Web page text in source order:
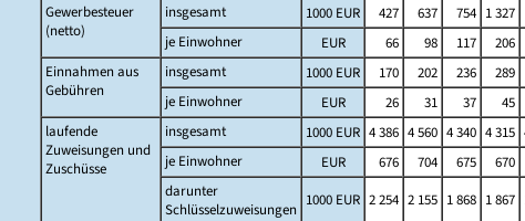
Gewerbesteuer
(netto)
insgesamt 1000 EUR 427 637 754 1 327
je Einwohner
EUR 66 98 117 206
Einnahmen aus
Gebühren
insgesamt 1000 EUR 170 202 236 289
je Einwohner
EUR 26 31 37 45
laufende
Zuweisungen und
Zuschüsse
insgesamt 1000 EUR 4 386 4 560 4 340 4 315
je Einwohner
EUR 676 704 675 670
darunter
Schlüsselzuweisungen
1000 EUR 2 254 2 155 1 868 1 867